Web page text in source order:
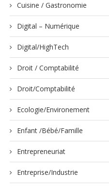
Cuisine / Gastronomie
Digital – Numérique
Digital/HighTech
Droit / Comptabilité
Droit/Comptabilité
Ecologie/Environement
Enfant /Bébé/Famille
Entrepreneuriat
Entreprise/Industrie